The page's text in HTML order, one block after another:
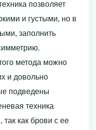
позволяет
и густыми, но в
заполнить
метода можно
и довольно
подведены
техника
как брови с ее